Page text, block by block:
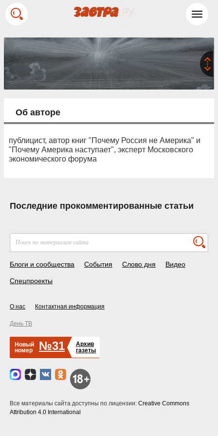
Об авторе
публицист, автор книг "Почему Россия не Америка" и
"Почему Америка наступает", эксперт Московского
экономического форума
Последние прокомментированные статьи
Блоги и сообщества События Слово дня Видео
Спецпроекты
О нас Контактная информация
День ТВ
Новый
номер
№31
Архив
газеты
Все материалы сайта доступны по лицензии: Creative Commons
Attribution 4.0 International